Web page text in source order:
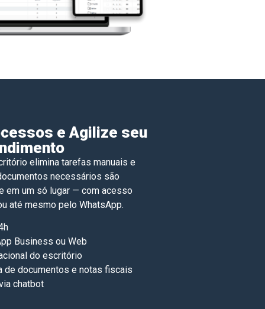
e Agilize seu
elimina tarefas manuais e
necessários são
em um só lugar — com acesso
até mesmo pelo WhatsApp.
Business ou Web
do escritório
de documentos e notas fiscais
chatbot